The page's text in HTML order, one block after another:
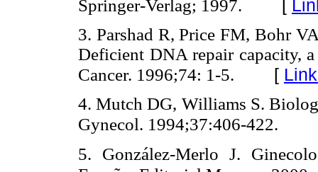
Springer-Verlag; 1997. [
3. Parshad R, Price FM, Bohr
Deficient DNA repair capacity,
Cancer. 1996;74: 1-5. [
4. Mutch DG, Williams S.
Gynecol. 1994;37:406-422.
5. González-Merlo J.